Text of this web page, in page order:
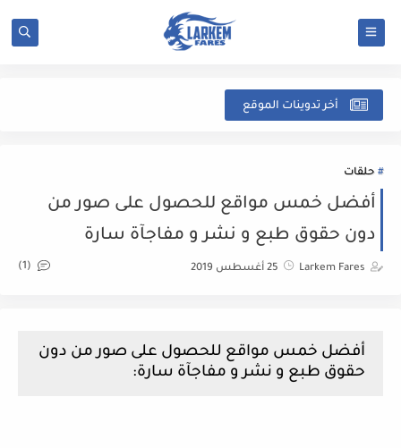
أخر تدوينات الموقع
حلقات
أفضل خمس مواقع للحصول على صور من
دون حقوق طبع و نشر و مفاجآة سارة
Larkem Fares 25 أغسطس 2019 (1)
أفضل خمس مواقع للحصول على صور من دون
حقوق طبع و نشر و مفاجآة سارة: